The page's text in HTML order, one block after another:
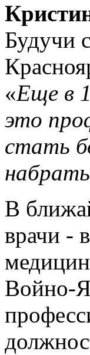
Будучи
«Еще в
это
стать
В
врачи -
Войно-